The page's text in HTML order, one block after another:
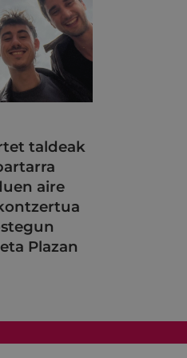
taldeak
aire
Plazan